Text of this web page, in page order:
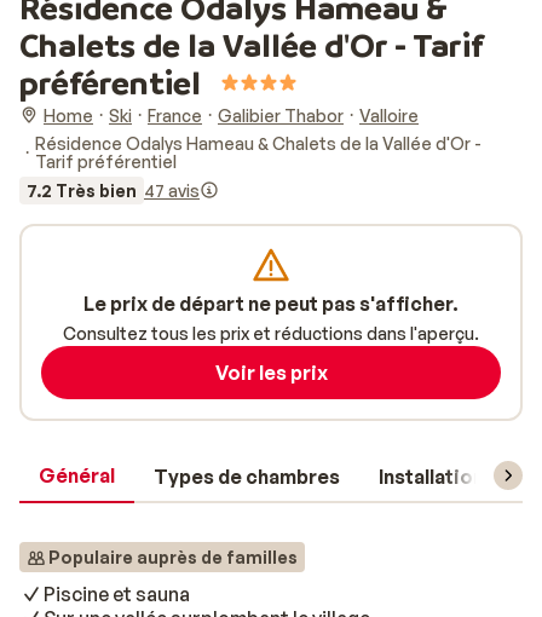
Chalets de la Vallée d'Or - Tarif
préférentiel
Home Ski France Galibier Thabor
Valloire
Résidence Odalys Hameau & Chalets de la Vallée d'Or -
Tarif préférentiel
7.2 Très bien 47 avis
Général Types de chambres Installations
Populaire auprès de familles
Piscine et sauna
Le prix de départ ne peut pas s'afficher.
Consultez tous les prix et réductions dans l'aperçu.
Voir les prix